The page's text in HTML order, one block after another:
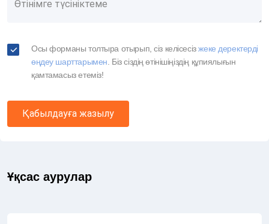
Осы форманы толтыра отырып, сіз келісесізжеке деректерді
өңдеу шарттарымен. Біз сіздің өтінішіңіздің құпиялығын
қамтамасыз етеміз!
Қабылдауға жазылу
Ұқсас аурулар